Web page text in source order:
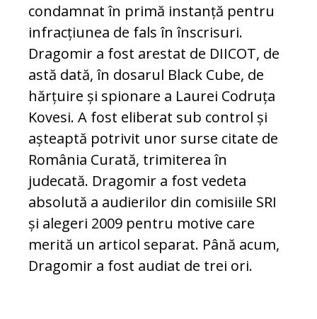
condamnat în primă instanță pentru
infracțiunea de fals în înscrisuri.
Dragomir a fost arestat de DIICOT, de
astă dată, în dosarul Black Cube, de
hărțuire și spionare a Laurei Codruța
Kovesi. A fost eliberat sub control și
așteaptă potrivit unor surse citate de
România Curată, trimiterea în
judecată. Dragomir a fost vedeta
absolută a audierilor din comisiile SRI
și alegeri 2009 pentru motive care
merită un articol separat. Până acum,
Dragomir a fost audiat de trei ori.